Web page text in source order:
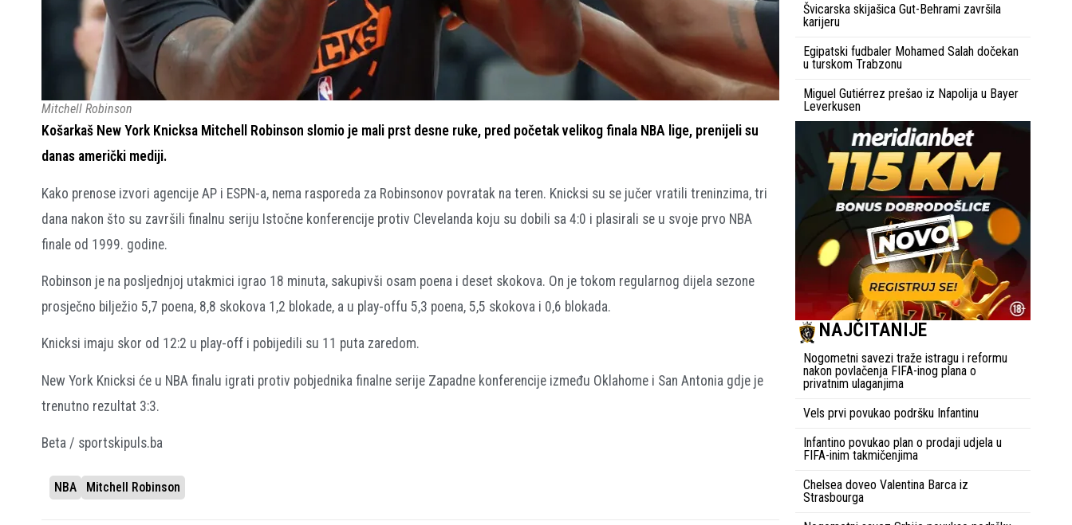
Mitchell Robinson
Košarkaš New York Knicksa Mitchell Robinson slomio je mali prst desne ruke, pred početak velikog finala NBA lige, prenijeli su
danas američki mediji.
Kako prenose izvori agencije AP i ESPN-a, nema rasporeda za Robinsonov povratak na teren. Knicksi su se jučer vratili treninzima, tri
dana nakon što su završili finalnu seriju Istočne konferencije protiv Clevelanda koju su dobili sa 4:0 i plasirali se u svoje prvo NBA
finale od 1999. godine.
Robinson je na posljednjoj utakmici igrao 18 minuta, sakupivši osam poena i deset skokova. On je tokom regularnog dijela sezone
prosječno bilježio 5,7 poena, 8,8 skokova 1,2 blokade, a u play-offu 5,3 poena, 5,5 skokova i 0,6 blokada.
Knicksi imaju skor od 12:2 u play-off i pobijedili su 11 puta zaredom.
New York Knicksi će u NBA finalu igrati protiv pobjednika finalne serije Zapadne konferencije između Oklahome i San Antonia gdje je
trenutno rezultat 3:3.
Beta / sportskipuls.ba
NBA Mitchell Robinson
Švicarska skijašica Gut-Behrami završila
karijeru
Egipatski fudbaler Mohamed Salah dočekan
u turskom Trabzonu
Miguel Gutiérrez prešao iz Napolija u Bayer
Leverkusen
NAJČITANIJE
Nogometni savezi traže istragu i reformu
nakon povlačenja FIFA-inog plana o
privatnim ulaganjima
Vels prvi povukao podršku Infantinu
Infantino povukao plan o prodaji udjela u
FIFA-inim takmičenjima
Chelsea doveo Valentina Barca iz
Strasbourga